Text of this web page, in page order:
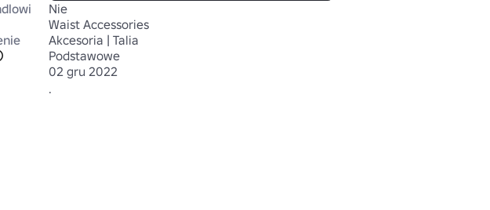
Nie
Waist Accessories
Akcesoria | Talia
Podstawowe
02 gru 2022
.